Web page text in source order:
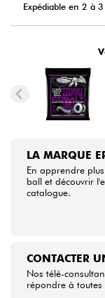
Eveil
Câbles &
HiFi
Expédiable en 2 à
LA MARQUE
En apprendre
ball et découvrir
catalogue.
CONTACTER
Nos télé-
répondre à toutes